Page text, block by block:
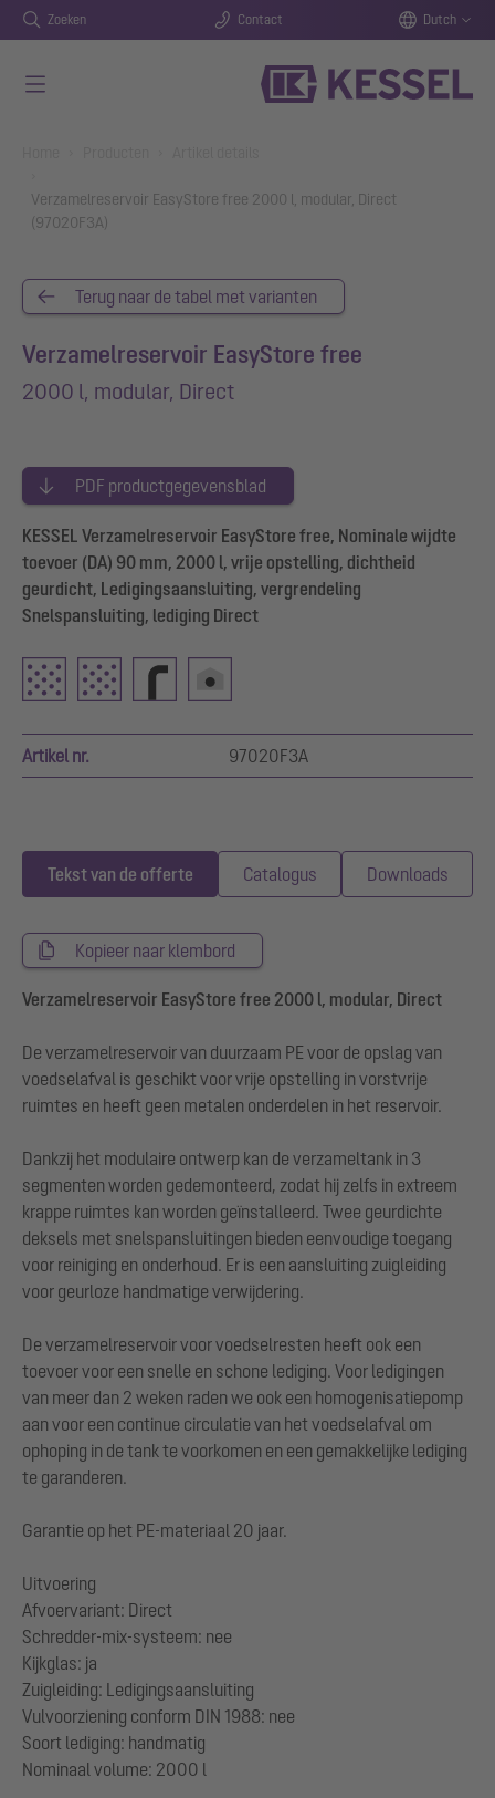
Zoeken Contact Dutch
Verzamelreservoir EasyStore free 2000 l, modular, Direct
(97020F3A)
Terug naar de tabel met varianten
Verzamelreservoir EasyStore free
2000 l, modular, Direct
PDF productgegevensblad
KESSEL Verzamelreservoir EasyStore free, Nominale wijdte
toevoer (DA) 90 mm, 2000 l, vrije opstelling, dichtheid
geurdicht, Ledigingsaansluiting, vergrendeling
Snelspansluiting, lediging Direct
Artikel nr. 97020F3A
Tekst van de offerte Catalogus Downloads
Kopieer naar klembord
Verzamelreservoir EasyStore free 2000 l, modular, Direct
De verzamelreservoir van duurzaam PE voor de opslag van
voedselafval is geschikt voor vrije opstelling in vorstvrije
ruimtes en heeft geen metalen onderdelen in het reservoir.
Dankzij het modulaire ontwerp kan de verzameltank in 3
segmenten worden gedemonteerd, zodat hij zelfs in extreem
krappe ruimtes kan worden geïnstalleerd. Twee geurdichte
deksels met snelspansluitingen bieden eenvoudige toegang
voor reiniging en onderhoud. Er is een aansluiting zuigleiding
voor geurloze handmatige verwijdering.
De verzamelreservoir voor voedselresten heeft ook een
toevoer voor een snelle en schone lediging. Voor ledigingen
van meer dan 2 weken raden we ook een homogenisatiepomp
aan voor een continue circulatie van het voedselafval om
ophoping in de tank te voorkomen en een gemakkelijke lediging
te garanderen.
Garantie op het PE-materiaal 20 jaar.
Uitvoering
Afvoervariant: Direct
Schredder-mix-systeem: nee
Kijkglas: ja
Zuigleiding: Ledigingsaansluiting
Vulvoorziening conform DIN 1988: nee
Soort lediging: handmatig
Nominaal volume: 2000 l